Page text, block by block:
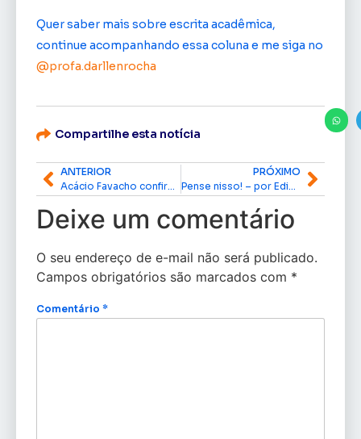
Quer saber mais sobre escrita acadêmica,
continue acompanhando essa coluna e me siga no
@profa.darllenrocha
Compartilhe esta notícia
ANTERIOR
Acácio Favacho confirma Dr. Furlan como pré-candidato a prefeito de Macapá do MDB
PRÓXIMO
Pense nisso! – por Edinho Duarte
Deixe um comentário
O seu endereço de e-mail não será publicado.
Campos obrigatórios são marcados com *
Comentário *